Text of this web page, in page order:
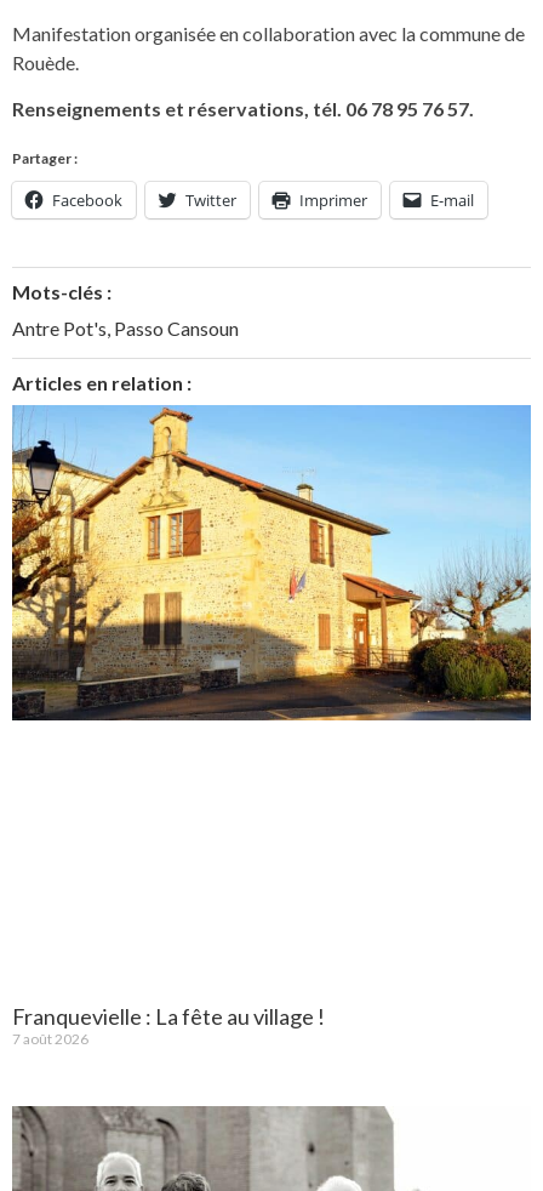
Manifestation organisée en collaboration avec la commune de
Rouède.
Renseignements et réservations, tél. 06 78 95 76 57.
Partager :
Facebook Twitter Imprimer E-mail
Mots-clés :
Antre Pot's Passo Cansoun
Articles en relation :
Franquevielle : La fête au village !
7 août 2026